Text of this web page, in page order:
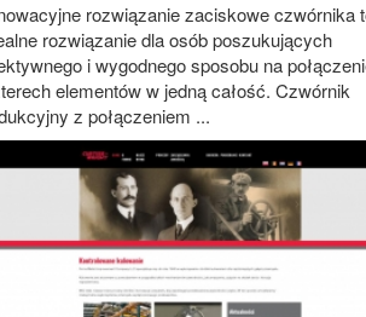
rozwiązanie zaciskowe czwórnika
rozwiązanie dla osób poszukujących
i wygodnego sposobu na
elementów w jedną całość. Czwórnik
z połączeniem ...